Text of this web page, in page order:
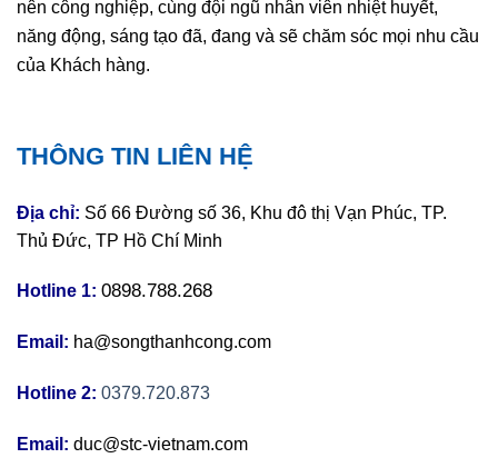
nên công nghiệp, cùng đội ngũ nhân viên nhiệt huyết,
năng động, sáng tạo đã, đang và sẽ chăm sóc mọi nhu cầu
của Khách hàng.
THÔNG TIN LIÊN HỆ
Địa chỉ: Số 66 Đường số 36, Khu đô thị Vạn Phúc, TP.
Thủ Đức, TP Hồ Chí Minh
Hotline 1: 0898.788.268
Email: ha@songthanhcong.com
Hotline 2: 0379.720.873
Email: duc@stc-vietnam.com